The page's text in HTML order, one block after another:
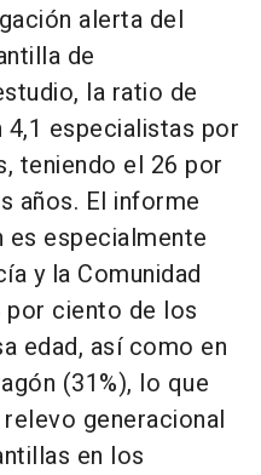
alerta del
de
la ratio de
especialistas por
teniendo el 26 por
años. El informe
es especialmente
y la Comunidad
por ciento de los
edad, así como en
(31%), lo que
generacional
en los